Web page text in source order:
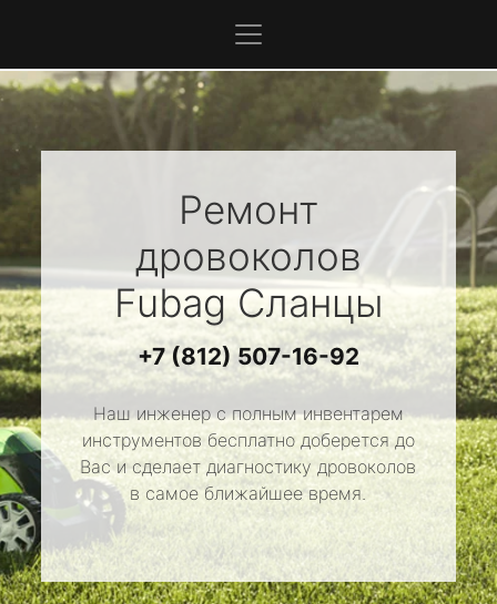
Ремонт
дровоколов
FubagСланцы
+7 (812) 507-16-92
Наш инженер с полным инвентарем
инструментов бесплатно доберется до
Вас и сделает диагностику дровоколов
в самое ближайшее время.